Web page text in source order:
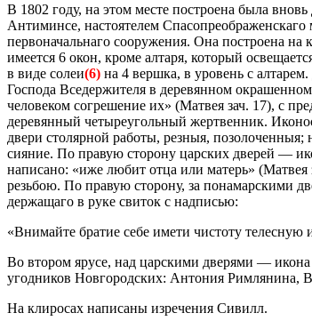
В 1802 году, на этом месте построена была
Антиминсе, настоятелем
первоначальнаго сооружения. Она построена
имеется 6 окон, кроме алтаря, который
в виде солеи(6) на 4 вершка, в уровень с
Господа Вседержителя в деревянном
человеком согрешение их» (Матвея зач. 17), с
деревянный четыреугольный жертвенник.
двери столярной работы, резныя,
сияние. По правую сторону царских дверей —
написано: «иже любит отца или матерь»
резьбою. По правую сторону, за понамарскими
держащаго в руке свиток с надписью:
«Внимайте братие себе имети чистоту
Во втором ярусе, над царскими дверями —
угодников Новгородских: Антония Римлянина,
На клиросах написаны изречения Сивилл.